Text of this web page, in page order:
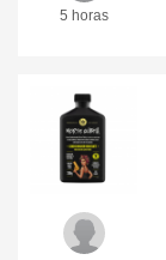
5 horas